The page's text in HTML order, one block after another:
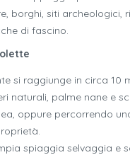
borghi, siti archeologici,
di fascino.
si raggiunge in circa 10
naturali, palme nane e
oppure percorrendo
spiaggia selvaggia e